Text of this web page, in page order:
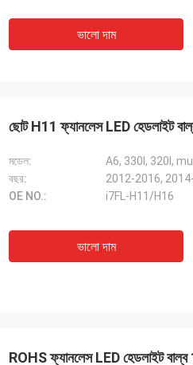
ভালো দাম
ছোট H11 ফ্যানলেস LED হেডলাইট
মডেল:
A6, 330I, 320I,
বছর:
OE NO.:
i7FL-H11/H16
ভালো দাম
ROHS ফ্যানলেস LED হেডলাইট